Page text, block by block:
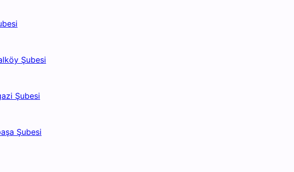
Şubesi
Şubesi
Şubesi